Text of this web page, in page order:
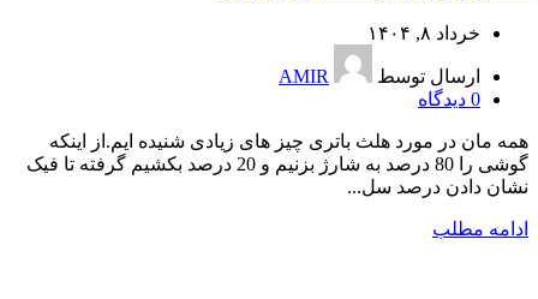
خرداد ۸, ۱۴۰۴
ارسال توسط
AMIR
0 دیدگاه
همه مان در مورد هلث باتری چیز های زیادی شنیده ایم.از اینکه
گوشی را 80 درصد به شارژ بزنیم و 20 درصد بکشیم گرفته تا فیک
نشان دادن درصد سل...
ادامه مطلب